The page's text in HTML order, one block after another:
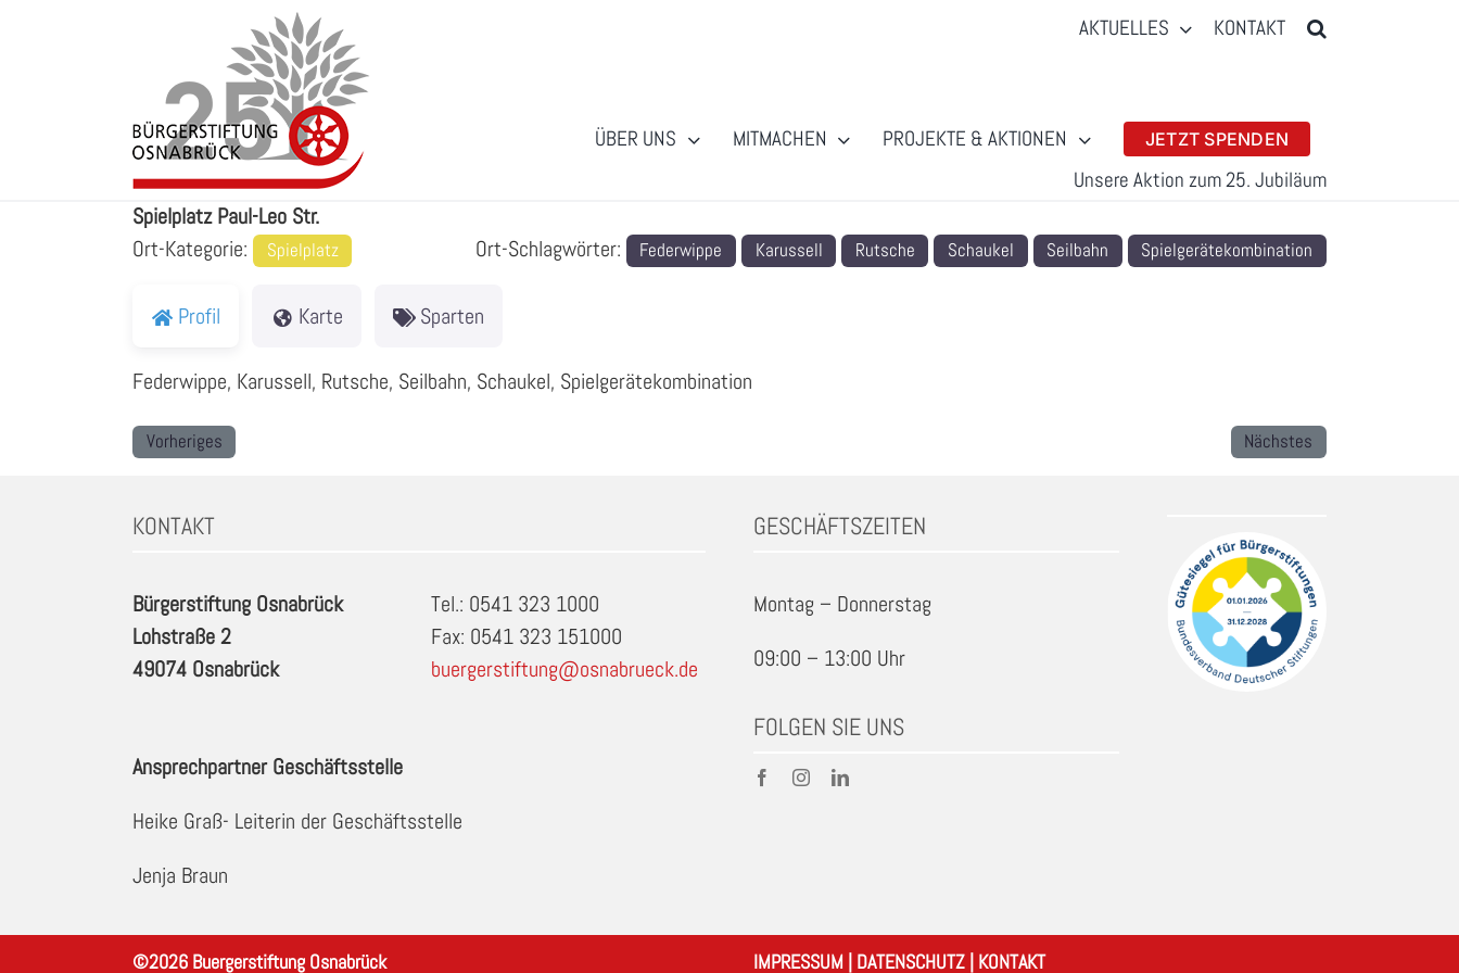
AKTUELLES KONTAKT
ÜBER UNS MITMACHEN PROJEKTE & AKTIONEN JETZT SPENDEN
Unsere Aktion zum 25. Jubiläum
Spielplatz Paul-Leo Str.
Ort-Kategorie:
Spielplatz Ort-Schlagwörter: Federwippe Karussell Rutsche Schaukel Seilbahn Spielgerätekombination
Profil Karte Sparten
Federwippe, Karussell, Rutsche, Seilbahn, Schaukel, Spielgerätekombination
Vorheriges Nächstes
KONTAKT
Bürgerstiftung Osnabrück
Lohstraße 2
49074 Osnabrück
Tel.: 0541 323 1000
Fax: 0541 323 151000
buergerstiftung@osnabrueck.de
Ansprechpartner Geschäftsstelle
Heike Graß- Leiterin der Geschäftsstelle
Jenja Braun
GESCHÄFTSZEITEN
Montag – Donnerstag
09:00 – 13:00 Uhr
FOLGEN SIE UNS
©2026 Buergerstiftung Osnabrück IMPRESSUM | DATENSCHUTZ| KONTAKT